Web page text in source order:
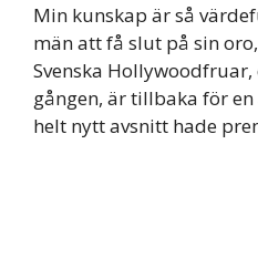
Min kunskap är så
män att få slut på sin
Svenska Hollywoodfruar,
gången, är tillbaka för
helt nytt avsnitt hade